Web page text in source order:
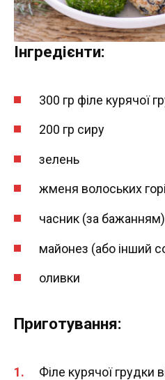
Інгредієнти:
300 гр філе курячої
200 гр сиру
зелень
жменя волоських
часник (за бажанням)
майонез (або інший
оливки
Приготування:
Філе курячої грудки